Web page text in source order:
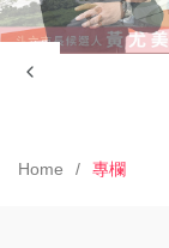
Home 專欄